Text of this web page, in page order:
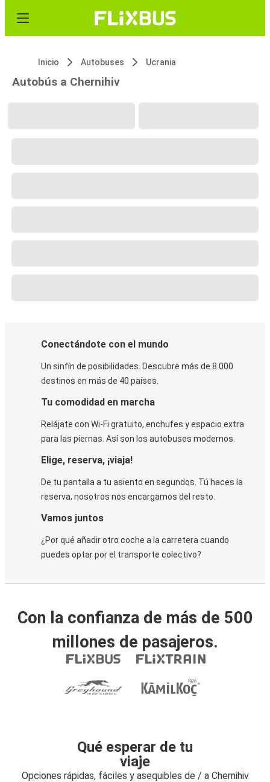
Inicio Autobuses Ucrania
Autobús a Chernihiv
Conectándote con el mundo
Un sinfín de posibilidades. Descubre más de 8.000
destinos en más de 40 países.
Tu comodidad en marcha
Relájate con Wi-Fi gratuito, enchufes y espacio extra
para las piernas. Así son los autobuses modernos.
Elige, reserva, ¡viaja!
De tu pantalla a tu asiento en segundos. Tú haces la
reserva, nosotros nos encargamos del resto.
Vamos juntos
¿Por qué añadir otro coche a la carretera cuando
puedes optar por el transporte colectivo?
Con la confianza de más de 500
millones de pasajeros.
Qué esperar de tu
viaje
Opciones rápidas, fáciles y asequibles de / a Chernihiv